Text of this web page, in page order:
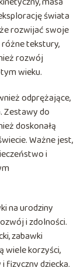
świata
rozwijać swoje
tekstury,
rozwój
wieku.
odprężające,
Zestawy do
doskonałą
Ważne jest,
i
na urodziny
i zdolności.
zabawki
wiele korzyści,